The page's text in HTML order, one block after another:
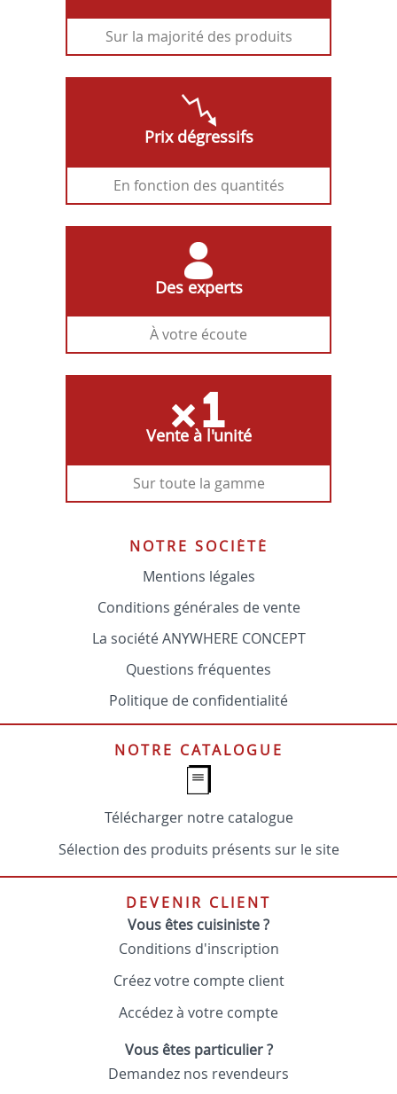
Sur la majorité des produits
Prix dégressifs
En fonction des quantités
Des experts
À votre écoute
Vente à l'unité
Sur toute la gamme
NOTRE SOCIÉTÉ
Mentions légales
Conditions générales de vente
La société ANYWHERE CONCEPT
Questions fréquentes
Politique de confidentialité
NOTRE CATALOGUE
Télécharger notre catalogue
Sélection des produits présents sur le site
DEVENIR CLIENT
Vous êtes cuisiniste ?
Conditions d'inscription
Créez votre compte client
Accédez à votre compte
Vous êtes particulier ?
Demandez nos revendeurs